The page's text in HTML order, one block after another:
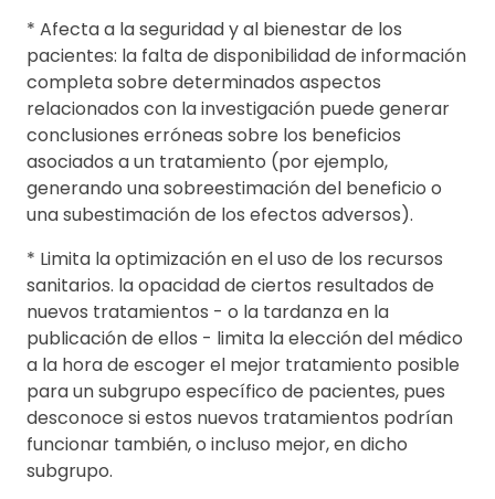
* Afecta a la seguridad y al bienestar de los
pacientes: la falta de disponibilidad de información
completa sobre determinados aspectos
relacionados con la investigación puede generar
conclusiones erróneas sobre los beneficios
asociados a un tratamiento (por ejemplo,
generando una sobreestimación del beneficio o
una subestimación de los efectos adversos).
* Limita la optimización en el uso de los recursos
sanitarios. la opacidad de ciertos resultados de
nuevos tratamientos - o la tardanza en la
publicación de ellos - limita la elección del médico
a la hora de escoger el mejor tratamiento posible
para un subgrupo específico de pacientes, pues
desconoce si estos nuevos tratamientos podrían
funcionar también, o incluso mejor, en dicho
subgrupo.